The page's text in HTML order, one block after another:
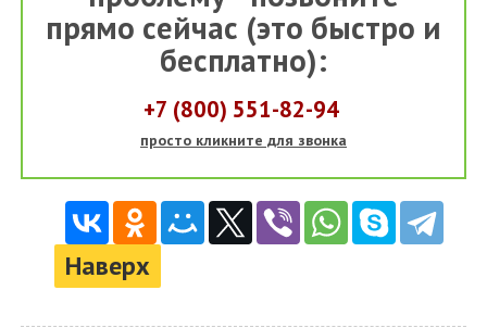
прямо сейчас (это быстро и
бесплатно):
+7 (800) 551-82-94
просто кликните для звонка
Наверх